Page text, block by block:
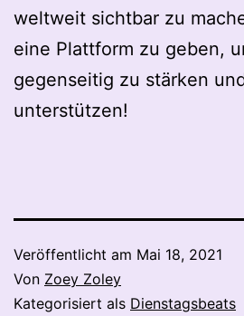
weltweit sichtbar zu
eine Plattform zu geben,
gegenseitig zu stärken
unterstützen!
Veröffentlicht am Mai 18, 2021
Von Zoey Zoley
Kategorisiert als Dienstagsbeats